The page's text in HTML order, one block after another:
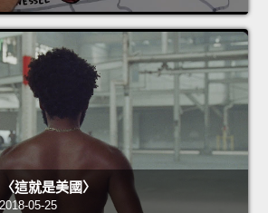
這就是美國〉
05-25